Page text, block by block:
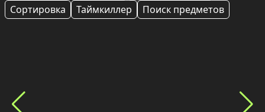
Сортировка
Таймкиллер Поиск предметов